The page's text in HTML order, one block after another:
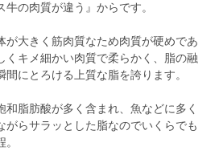
の肉質が違う』からです。
が大きく筋肉質なため肉質が硬めであ
くキメ細かい肉質で柔らかく、脂の融
にとろける上質な脂を誇ります。
和脂肪酸が多く含まれ、魚などに多く
がらサラッとした脂なのでいくらでも